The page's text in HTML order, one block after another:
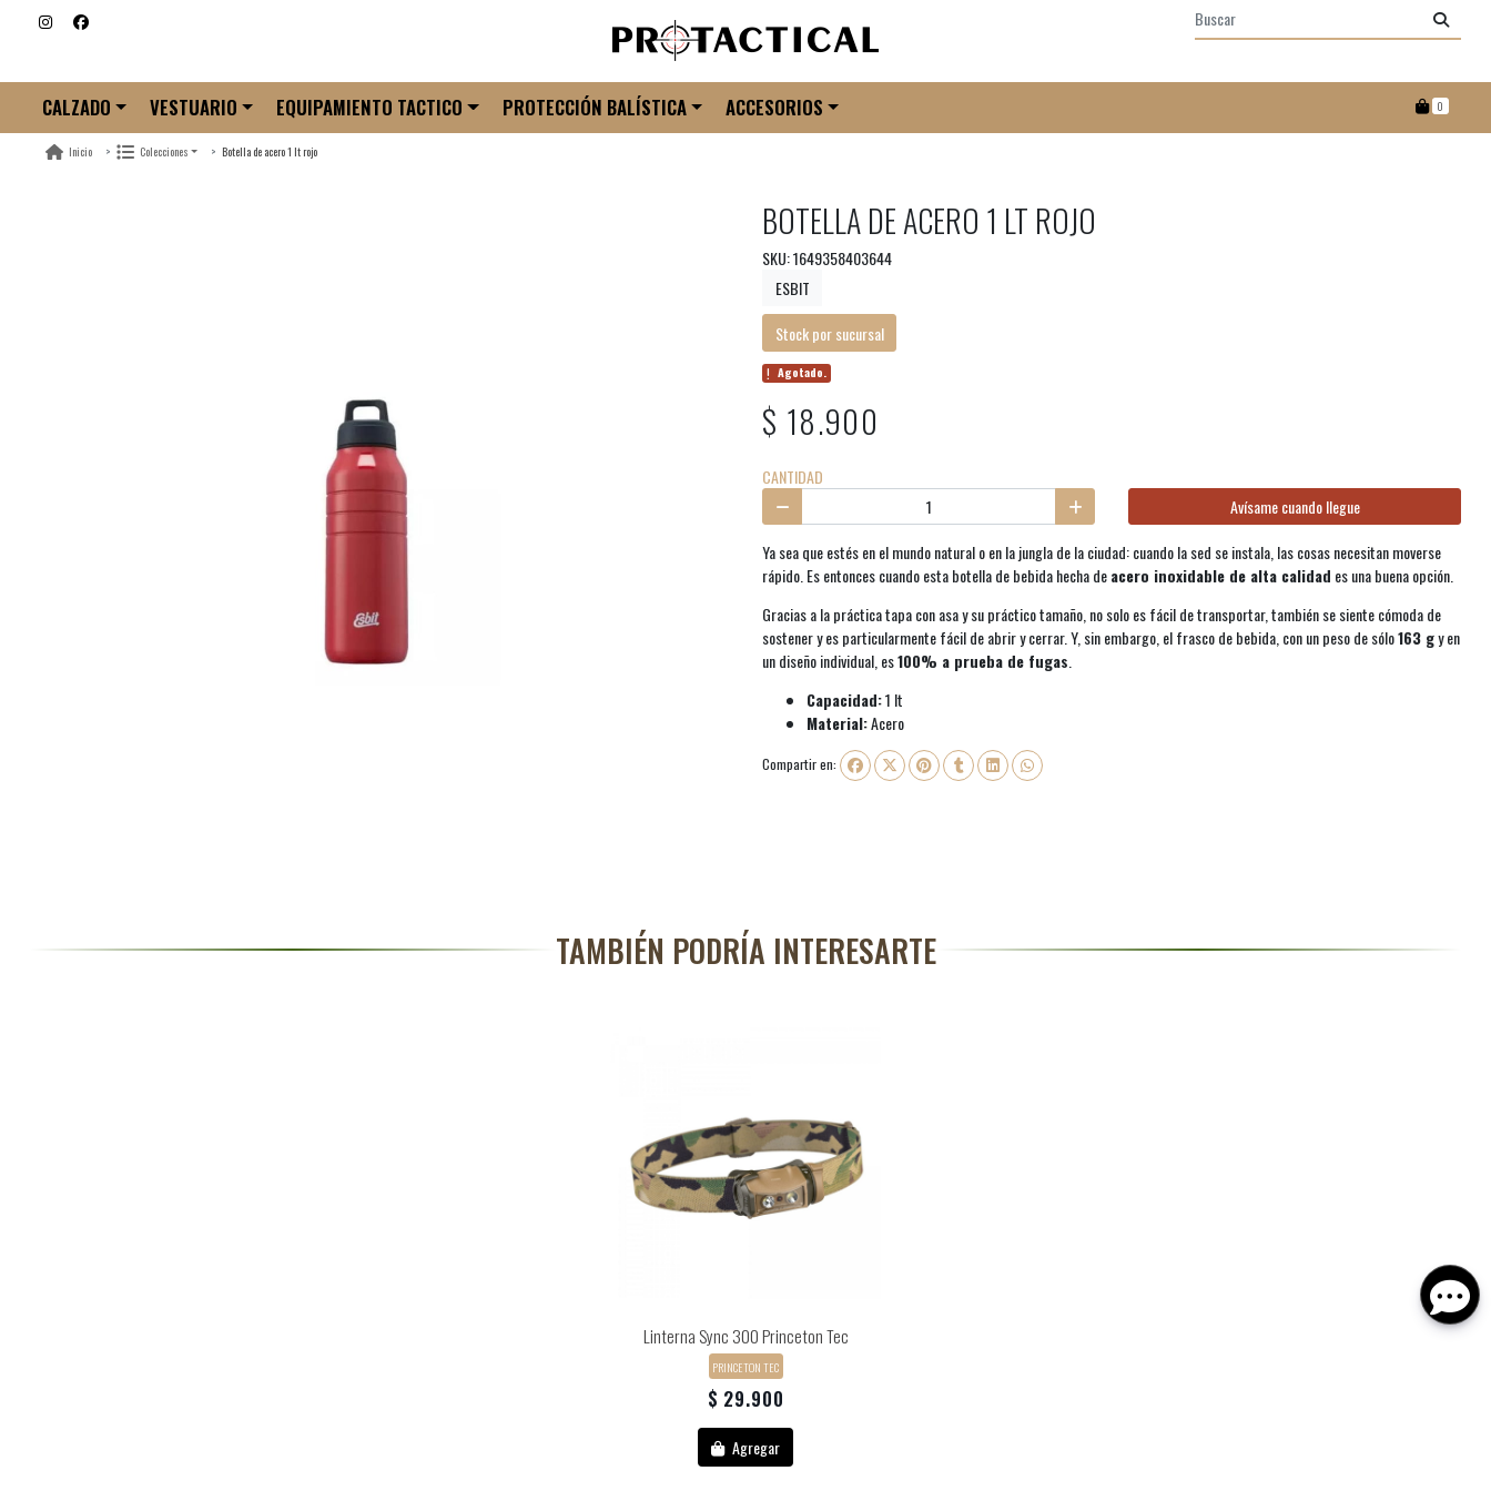
CALZADO VESTUARIO EQUIPAMIENTO TACTICO PROTECCIÓN BALÍSTICA ACCESORIOS 0
Inicio Colecciones Botella de acero 1 lt rojo
BOTELLA DE ACERO 1 LT ROJO
SKU: 1649358403644
ESBIT
Stock por sucursal
Agotado.
$ 18.900
CANTIDAD
Avísame cuando llegue
Ya sea que estés en el mundo natural o en la jungla de la ciudad: cuando la sed se instala, las cosas necesitan moverse
rápido. Es entonces cuando esta botella de bebida hecha deacero inoxidable de alta calidad es una buena opción.
Gracias a la práctica tapa con asa y su práctico tamaño, no solo es fácil de transportar, también se siente cómoda de
sostener y es particularmente fácil de abrir y cerrar. Y, sin embargo, el frasco de bebida, con un peso de sólo163 gy en
un diseño individual, es100% a prueba de fugas.
Capacidad:1 lt
Material:Acero
Compartir en:
TAMBIÉN PODRÍA INTERESARTE
Linterna Sync 300 Princeton Tec
PRINCETON TEC
$ 29.900
Agregar